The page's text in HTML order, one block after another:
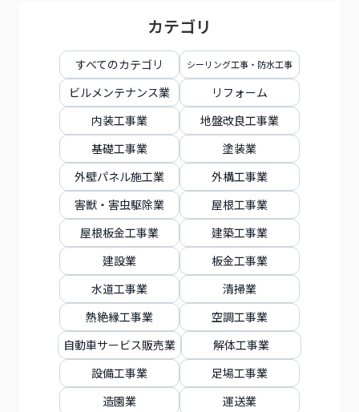
カテゴリ
すべてのカテゴリ シーリング工事・防水工事
ビルメンテナンス業
リフォーム
内装工事業
地盤改良工事業
基礎工事業
塗装業
外壁パネル施工業
外構工事業
害獣・害虫駆除業
屋根工事業
屋根板金工事業
建築工事業
建設業
板金工事業
水道工事業
清掃業
熱絶縁工事業
空調工事業
自動車サービス販売業
解体工事業
設備工事業
足場工事業
造園業
運送業